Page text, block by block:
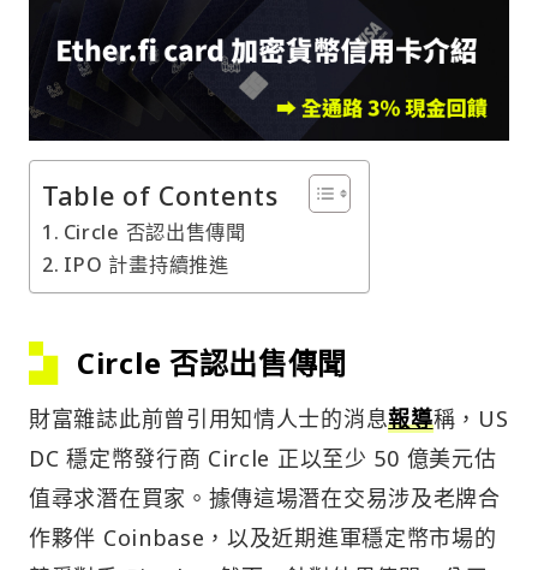
Table of Contents
Circle 否認出售傳聞
IPO 計畫持續推進
Circle 否認出售傳聞
財富雜誌此前曾引用知情人士的消息報導稱，US
DC 穩定幣發行商 Circle 正以至少 50 億美元估
值尋求潛在買家。據傳這場潛在交易涉及老牌合
作夥伴 Coinbase，以及近期進軍穩定幣市場的